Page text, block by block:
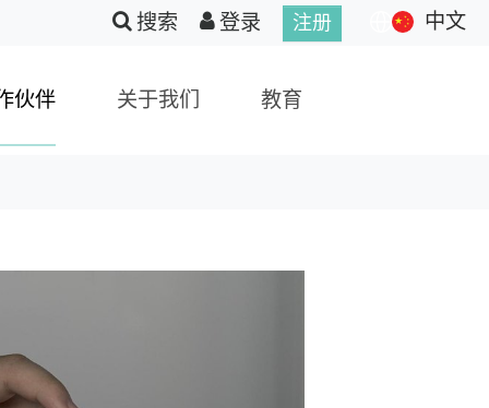
搜索 登录 注册 中文
伙伴 关于我们 教育